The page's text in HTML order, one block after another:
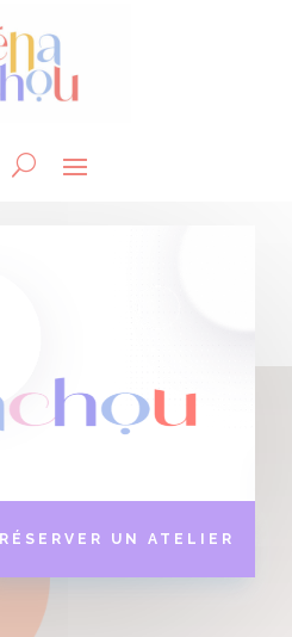
RÉSERVER UN ATELIER